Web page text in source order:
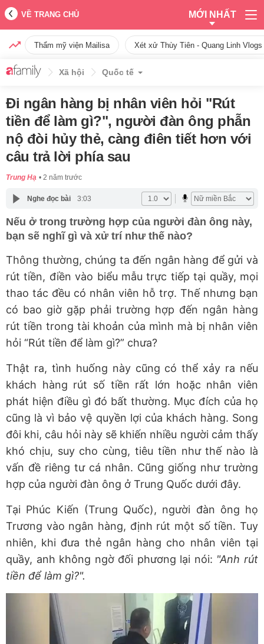
VỀ TRANG CHỦ MỚI NHẤT
Thẩm mỹ viện Mailisa Xét xử Thùy Tiên - Quang Linh
Xã hội Quốc tế
Đi ngân hàng bị nhân viên hỏi "Rút
tiền để làm gì?", người đàn ông phẫn
nộ đòi hủy thẻ, càng điên tiết hơn với
câu trả lời phía sau
Trung Hạ 2 năm trước
Nghe đọc bài 3:03
Nếu ở trong trường hợp của người đàn ông này,
bạn sẽ nghĩ gì và xử trí như thế nào?
Thông thường, chúng ta đến ngân hàng để gửi và
rút tiền, điền vào biểu mẫu trực tiếp tại quầy, mọi
thao tác đều có nhân viên hỗ trợ. Thế nhưng bạn
có bao giờ gặp phải trường hợp đến ngân hàng
rút tiền trong tài khoản của mình mà bị nhân viên
hỏi “Rút tiền để làm gì?” chưa?
Thật ra, tình huống này cũng có thể xảy ra nếu
khách hàng rút số tiền rất lớn hoặc nhân viên
phát hiện điều gì đó bất thường. Mục đích của họ
cũng là vì bảo vệ quyền lợi của khách hàng. Song
đôi khi, câu hỏi này sẽ khiến nhiều người cảm thấy
khó chịu, suy cho cùng, tiêu tiền như thế nào là
vấn đề riêng tư cá nhân. Cũng giống như trường
hợp của người đàn ông ở Trung Quốc dưới đây.
Tại Phúc Kiến (Trung Quốc), người đàn ông họ
Trương vào ngân hàng, định rút một số tiền. Tuy
nhiên, khi đưa thẻ ngân hàng cho nhân viên tại
quầy, anh không ngờ đối phương lại nói: "Anh rút
tiền để làm gì?".